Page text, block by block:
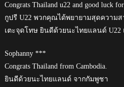
Congrats Thailand u22 and good luck
กูปรี U22 พวกคุณได้พยายามสุดความ
เตะจุดโทษ ยินดีด้วยนะไทยแลนด์
Sophanny ***
Congrats Thailand from Cambodia.
ยินดีด้วยนะไทยแลนด์ จากกัมพูชา